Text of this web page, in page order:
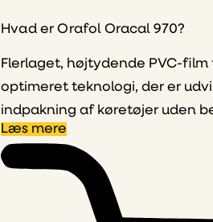
Hvad er Orafol Oracal 970?
Flerlaget, højtydende PVC-
optimeret teknologi, der er
indpakning af køretøjer uden
Læs mere